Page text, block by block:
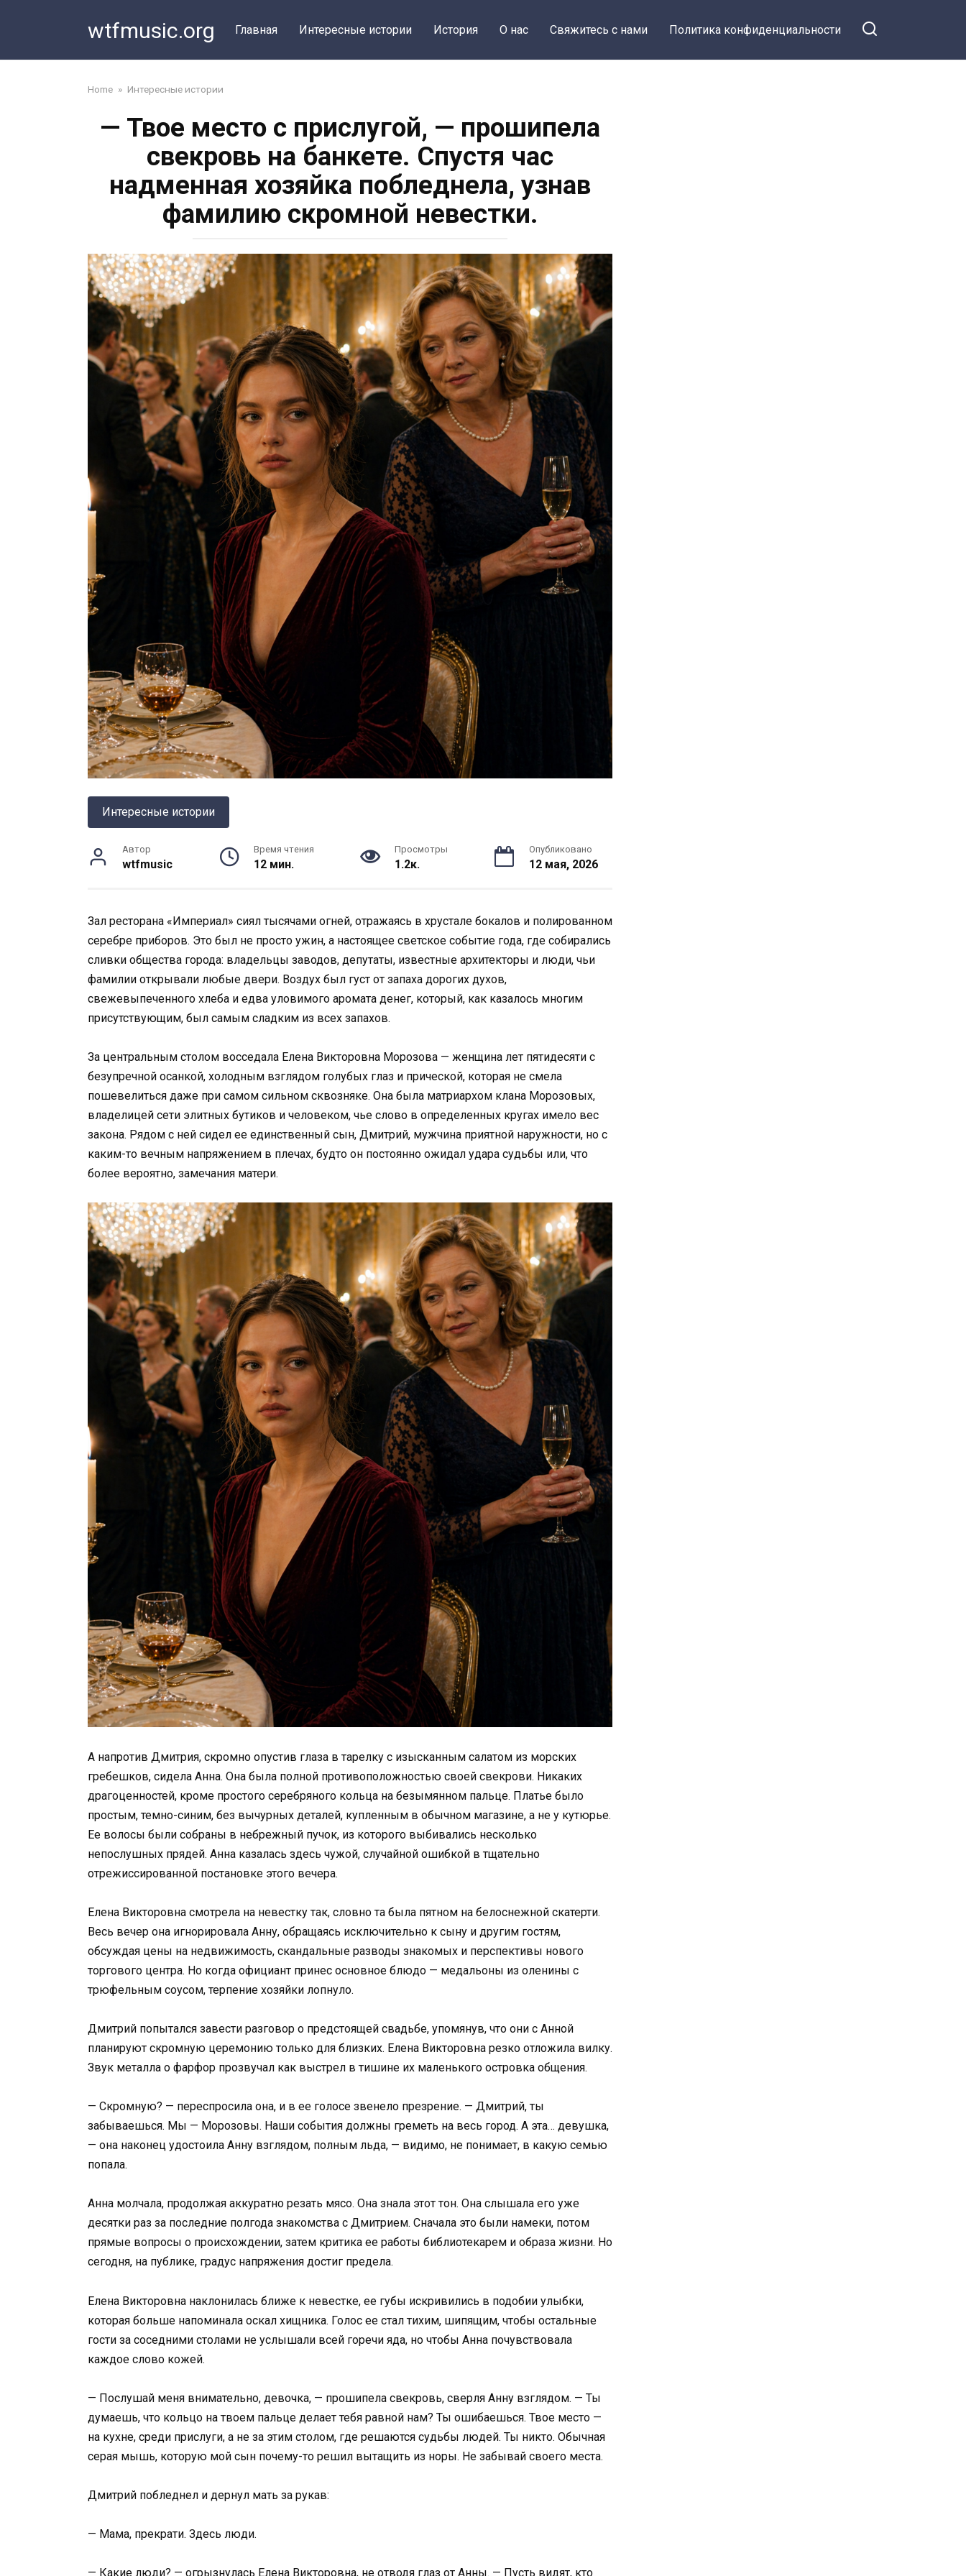
wtfmusic.org Главная Интересные истории История О нас Свяжитесь с нами Политика конфиденциальности
Home » Интересные истории
— Твое место с прислугой, — прошипела
свекровь на банкете. Спустя час
надменная хозяйка побледнела, узнав
фамилию скромной невестки.
Интересные истории
Автор
wtfmusic
Время чтения
12 мин.
Просмотры
1.2к.
Опубликовано
12 мая, 2026
Зал ресторана «Империал» сиял тысячами огней, отражаясь в хрустале бокалов и полированном
серебре приборов. Это был не просто ужин, а настоящее светское событие года, где собирались
сливки общества города: владельцы заводов, депутаты, известные архитекторы и люди, чьи
фамилии открывали любые двери. Воздух был густ от запаха дорогих духов,
свежевыпеченного хлеба и едва уловимого аромата денег, который, как казалось многим
присутствующим, был самым сладким из всех запахов.
За центральным столом восседала Елена Викторовна Морозова — женщина лет пятидесяти с
безупречной осанкой, холодным взглядом голубых глаз и прической, которая не смела
пошевелиться даже при самом сильном сквозняке. Она была матриархом клана Морозовых,
владелицей сети элитных бутиков и человеком, чье слово в определенных кругах имело вес
закона. Рядом с ней сидел ее единственный сын, Дмитрий, мужчина приятной наружности, но с
каким-то вечным напряжением в плечах, будто он постоянно ожидал удара судьбы или, что
более вероятно, замечания матери.
А напротив Дмитрия, скромно опустив глаза в тарелку с изысканным салатом из морских
гребешков, сидела Анна. Она была полной противоположностью своей свекрови. Никаких
драгоценностей, кроме простого серебряного кольца на безымянном пальце. Платье было
простым, темно-синим, без вычурных деталей, купленным в обычном магазине, а не у кутюрье.
Ее волосы были собраны в небрежный пучок, из которого выбивались несколько
непослушных прядей. Анна казалась здесь чужой, случайной ошибкой в тщательно
отрежиссированной постановке этого вечера.
Елена Викторовна смотрела на невестку так, словно та была пятном на белоснежной скатерти.
Весь вечер она игнорировала Анну, обращаясь исключительно к сыну и другим гостям,
обсуждая цены на недвижимость, скандальные разводы знакомых и перспективы нового
торгового центра. Но когда официант принес основное блюдо — медальоны из оленины с
трюфельным соусом, терпение хозяйки лопнуло.
Дмитрий попытался завести разговор о предстоящей свадьбе, упомянув, что они с Анной
планируют скромную церемонию только для близких. Елена Викторовна резко отложила вилку.
Звук металла о фарфор прозвучал как выстрел в тишине их маленького островка общения.
— Скромную? — переспросила она, и в ее голосе звенело презрение. — Дмитрий, ты
забываешься. Мы — Морозовы. Наши события должны греметь на весь город. А эта… девушка,
— она наконец удостоила Анну взглядом, полным льда, — видимо, не понимает, в какую семью
попала.
Анна молчала, продолжая аккуратно резать мясо. Она знала этот тон. Она слышала его уже
десятки раз за последние полгода знакомства с Дмитрием. Сначала это были намеки, потом
прямые вопросы о происхождении, затем критика ее работы библиотекарем и образа жизни. Но
сегодня, на публике, градус напряжения достиг предела.
Елена Викторовна наклонилась ближе к невестке, ее губы искривились в подобии улыбки,
которая больше напоминала оскал хищника. Голос ее стал тихим, шипящим, чтобы остальные
гости за соседними столами не услышали всей горечи яда, но чтобы Анна почувствовала
каждое слово кожей.
— Послушай меня внимательно, девочка, — прошипела свекровь, сверля Анну взглядом. — Ты
думаешь, что кольцо на твоем пальце делает тебя равной нам? Ты ошибаешься. Твое место —
на кухне, среди прислуги, а не за этим столом, где решаются судьбы людей. Ты никто. Обычная
серая мышь, которую мой сын почему-то решил вытащить из норы. Не забывай своего места.
Дмитрий побледнел и дернул мать за рукав:
— Мама, прекрати. Здесь люди.
— Какие люди? — огрызнулась Елена Викторовна, не отводя глаз от Анны. — Пусть видят, кто